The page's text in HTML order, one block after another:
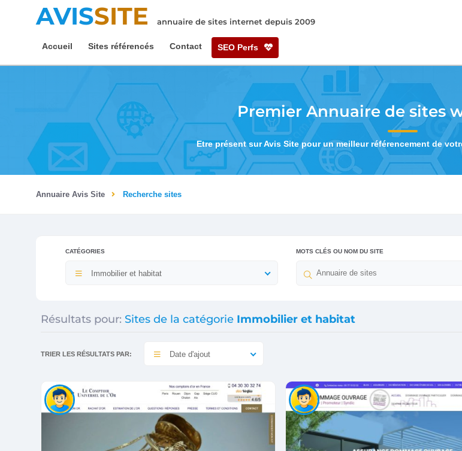
AVISSITE annuaire de sites internet depuis 2009
Accueil Sites référencés Contact SEO Perfs
Premier Annuaire de sites
Etre présent sur Avis Site pour un meilleur référencement de
Annuaire Avis Site Recherche sites
CATÉGORIES
Immobilier et habitat
MOTS CLÉS OU NOM DU SITE
Résultats pour: Sites de la catégorie Immobilier et habitat
TRIER LES RÉSULTATS PAR: Date d'ajout